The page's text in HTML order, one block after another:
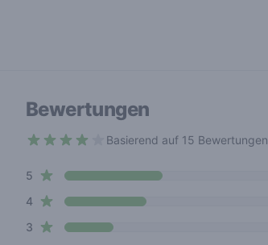
Bewertungen
Basierend auf 15 Bewertungen
Review data
5 star reviews
4star reviews
3 star reviews